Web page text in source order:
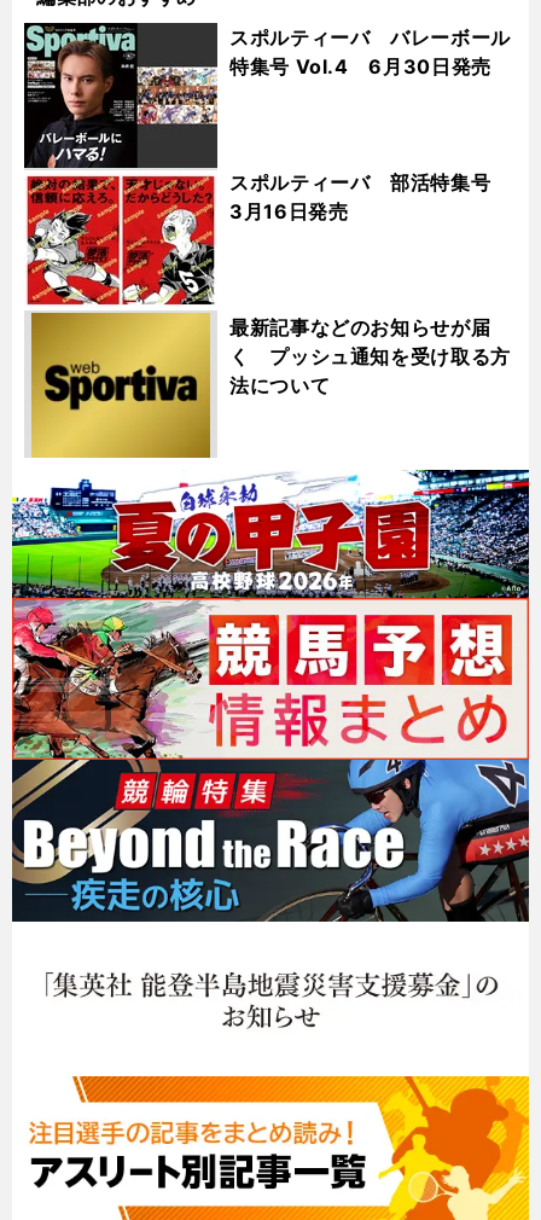
スポルティーバ バレーボール
特集号 Vol.4 6月30日発売
スポルティーバ 部活特集号
3月16日発売
最新記事などのお知らせが届
く プッシュ通知を受け取る方
法について